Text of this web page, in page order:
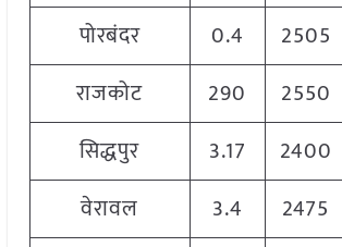
पोरबंदर
0.4 2505
राजकोट
290 2550
सिद्धपुर
3.17 2400
वेरावल
3.4 2475